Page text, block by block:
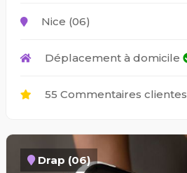
Nice (06)
Déplacement à domicile
55 Commentaires clientes
Drap (06)